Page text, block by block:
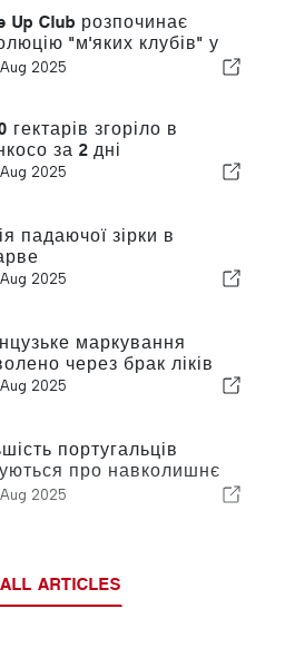
Up Club розпочинає
"м'яких клубів" у
Aug 2025
гектарів згоріло в
за 2 дні
Aug 2025
падаючої зірки в
Aug 2025
маркування
через брак ліків
Aug 2025
португальців
про навколишнє
Aug 2025
ARTICLES